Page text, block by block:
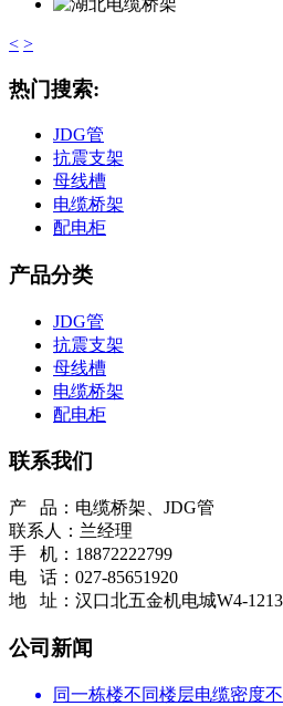
< >
热门搜索:
JDG管
抗震支架
母线槽
电缆桥架
配电柜
产品分类
JDG管
抗震支架
母线槽
电缆桥架
配电柜
联系我们
产 品：电缆桥架、JDG管
联系人：兰经理
手 机：18872222799
电 话：027-85651920
地 址：汉口北五金机电城W4-
公司新闻
同一栋楼不同楼层电缆密度